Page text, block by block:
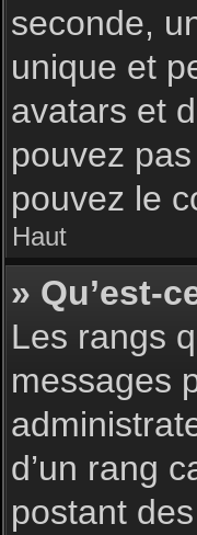
seconde,
unique et
avatars et
pouvez
pouvez le
Haut
» Qu’est-
Les rangs
messages
d’un rang
postant